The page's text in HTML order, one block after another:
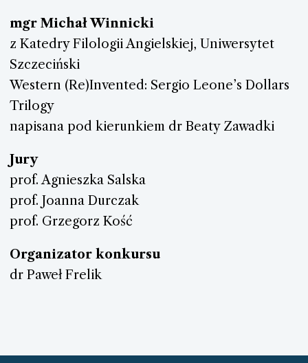
mgr Michał Winnicki
z Katedry Filologii Angielskiej, Uniwersytet
Szczeciński
Western (Re)Invented: Sergio Leone’s Dollars
Trilogy
napisana pod kierunkiem dr Beaty Zawadki
Jury
prof. Agnieszka Salska
prof. Joanna Durczak
prof. Grzegorz Kość
Organizator konkursu
dr Paweł Frelik